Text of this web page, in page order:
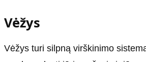
Vėžys
Vėžys turi silpną virškinimo